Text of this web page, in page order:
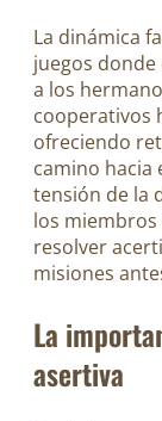
La dinámica
juegos
a los
cooperativos
ofreciendo
camino hacia
tensión de la
los miembros
resolver
misiones
La
asertiva